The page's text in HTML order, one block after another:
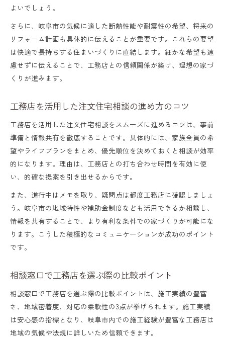
よいでしょう。
さらに、岐阜市の気候に適した断熱性能や耐震性の希望、将来の
リフォーム計画も具体的に伝えることが重要です。これらの要望
は快適で長持ちする住まいづくりに直結します。細かな希望も遠
慮せずに伝えることで、工務店との信頼関係が築け、理想の家づ
くりが進みます。
工務店を活用した注文住宅相談の進め方のコツ
工務店を活用した注文住宅相談をスムーズに進めるコツは、事前
準備と情報共有を徹底することです。具体的には、家族全員の希
望やライフプランをまとめ、優先順位を決めておくと相談が効率
的になります。理由は、工務店との打ち合わせ時間を有効に使
い、的確な提案を引き出せるからです。
また、進行中はメモを取り、疑問点は都度工務店に確認しましょ
う。岐阜市の地域特性や補助金制度なども活用できるか相談し、
情報を共有することで、より有利な条件での家づくりが可能にな
ります。こうした積極的なコミュニケーションが成功のポイント
です。
相談窓口で工務店を選ぶ際の比較ポイント
相談窓口で工務店を選ぶ際の比較ポイントは、施工実績の豊富
さ、地域密着度、対応の柔軟性の3点が挙げられます。施工実績
は安心感の指標となり、岐阜市内での施工経験が豊富な工務店は
地域の気候や法規に詳しいため信頼できます。